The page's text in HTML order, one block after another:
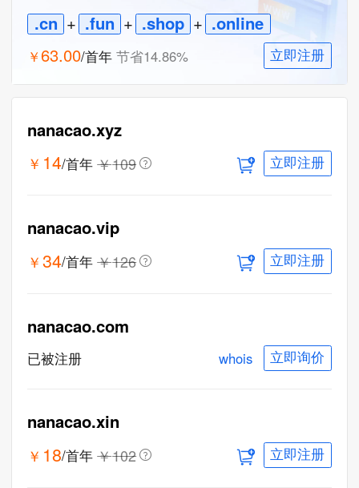
.cn + .fun + .shop + .online
￥63.00/首年 节省14.86% 立即注册
nanacao.xyz
￥ 14/首年 ￥109 立即注册
nanacao.vip
￥ 34/首年 ￥126 立即注册
nanacao.com
已被注册 whois 立即询价
nanacao.xin
￥ 18/首年 ￥102 立即注册